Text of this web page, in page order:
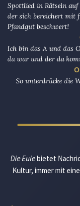
Spottlied in Rätseln
der sich bereichert mit
Pfandgut beschwert!
Ich bin das A und das
da war und der da
So unterdrücke die
Die Eulebietet
Kultur, immer mit